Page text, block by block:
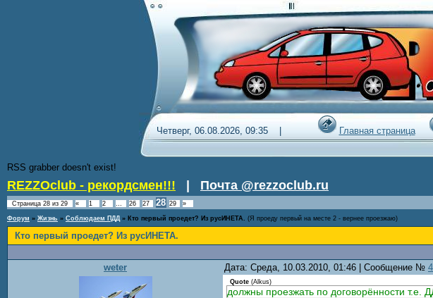
Четверг, 06.08.2026, 09:35 | Главная страница
RSS grabber doesn't exist!
REZZOclub - рекордсмен!!! Почта @rezzoclub.ru
Страница 28 из 29 « 1 2 … 26 27 28 29 »
Форум » Жизнь » Соблюдаем ПДД » Кто первый проедет? Из русИНЕТА. (Я проеду первый на месте 2 - вернее проезжаю)
Кто первый проедет? Из русИНЕТА.
weter Дата: Среда, 10.03.2010, 01:46 | Сообщение №
Quote (Alkus)
должны проезжать по договорённости т.е.